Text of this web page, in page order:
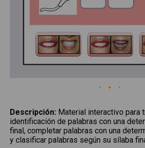
Descripción: Material interactivo para
identificación de palabras con una
final, completar palabras con una
y clasificar palabras según su sílaba